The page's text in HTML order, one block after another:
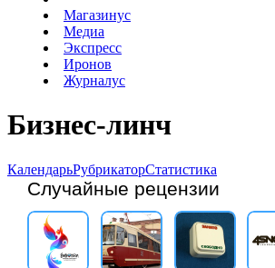
Магазинус
Медиа
Экспресс
Иронов
Журналус
Бизнес-линч
КалендарьРубрикаторСтатистика
Случайные рецензии